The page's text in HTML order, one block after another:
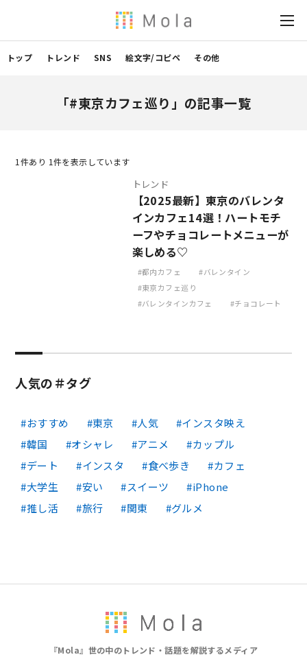
トップ トレンド SNS 絵文字/コピペ その他
「#東京カフェ巡り」の記事一覧
1 件あり 1件を表示しています
トレンド
【2025最新】東京のバレンタ
インカフェ14選！ハートモチ
ーフやチョコレートメニューが
楽しめる♡
都内カフェ
バレンタイン
東京カフェ巡り
バレンタインカフェ
チョコレート
人気の＃タグ
おすすめ 東京 人気
インスタ映え
韓国
オシャレ アニメ
カップル
デート
インスタ 食べ歩き
カフェ
大学生
安い スイーツ
iPhone
推し活
旅行 関東 グルメ
『Mola』世の中のトレンド・話題を解説するメディア